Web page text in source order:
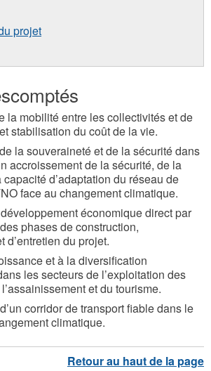
projet
la mobilité entre les collectivités et de
stabilisation du coût de la vie.
la souveraineté et de la sécurité dans
accroissement de la sécurité, de la
d’adaptation du réseau de
face au changement climatique.
économique direct par
phases de construction,
d’entretien du projet.
et à la diversification
les secteurs de l’exploitation des
et du tourisme.
corridor de transport fiable dans le
climatique.